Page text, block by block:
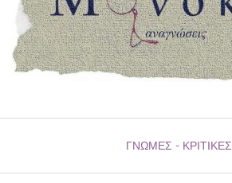
ΓΝΏΜΕΣ - ΚΡΙΤΙΚΈΣ